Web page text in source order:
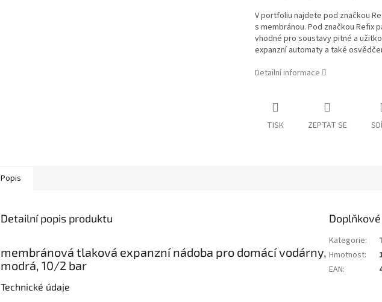
V portfoliu najdete pod značkou
s membránou. Pod značkou Refix
vhodné pro soustavy pitné a
expanzní automaty a také
Detailní informace
TISK ZEPTAT SE
Popis
Detailní popis produktu
membránová tlaková expanzní nádoba pro domácí vodárny,
modrá, 10/2 bar
Technické údaje
Kategorie:
Hmotnost:
EAN: